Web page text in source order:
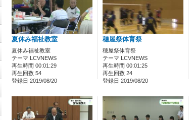
夏休み福祉教室
夏休み福祉教室
テーマ LCVNEWS
再生時間 00:01:29
再生回数 54
登録日 2019/08/20
穂屋祭体育祭
穂屋祭体育祭
テーマ LCVNEWS
再生時間 00:01:25
再生回数 24
登録日 2019/08/20